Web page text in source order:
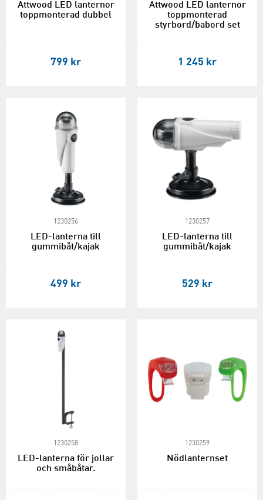
Attwood LED lanternor
toppmonterad dubbel
799 kr
Attwood LED lanternor
toppmonterad
styrbord/babord set
1 245 kr
1230256
LED-lanterna till
gummibåt/kajak
499 kr
1230257
LED-lanterna till
gummibåt/kajak
529 kr
1230258
LED-lanterna för jollar
och småbåtar.
1230259
Nödlanternset